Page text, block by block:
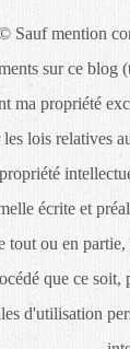
Sauf mention
sur ce blog
ma propriété
les lois relatives
propriété
écrite et
tout ou en
que ce soit,
d'utilisation